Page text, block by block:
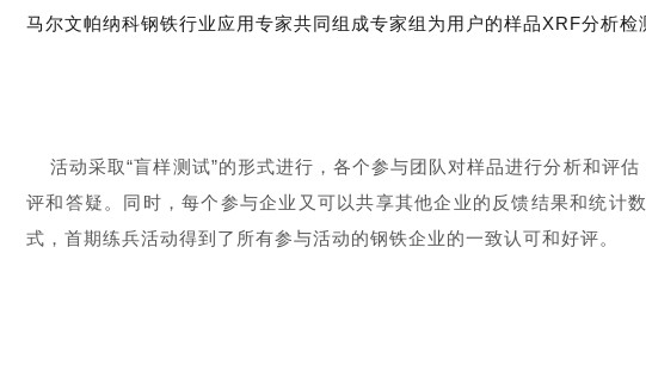
马尔文帕纳科钢铁行业应用专家共同组成专家组为用户的样品XRF分析检
活动采取“盲样测试”的形式进行，各个参与团队对样品进行分析和评
评和答疑。同时，每个参与企业又可以共享其他企业的反馈结果和统计
式，首期练兵活动得到了所有参与活动的钢铁企业的一致认可和好评。